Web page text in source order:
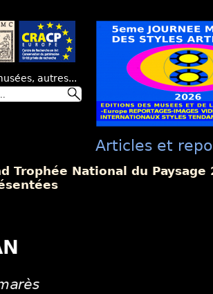
autres...
Articles et
culture EDMC
Trophée National du Paysage